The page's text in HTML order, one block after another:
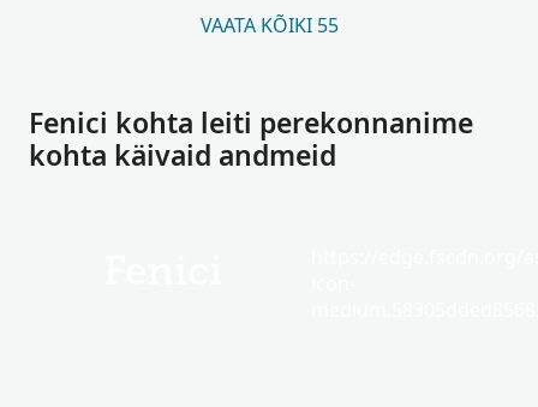
VAATA KÕIKI 55
Fenici kohta leiti perekonnanime
kohta käivaid andmeid